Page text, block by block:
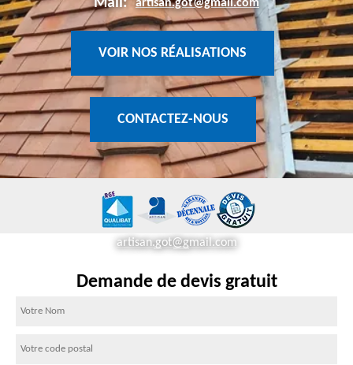
Mail: artisan.got@gmail.com
VOIR NOS RÉALISATIONS
CONTACTEZ-NOUS
artisan.got@gmail.com
Demande de devis gratuit